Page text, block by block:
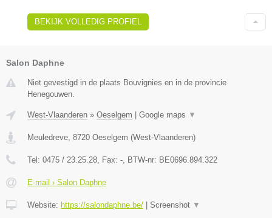
BEKIJK VOLLEDIG PROFIEL
Salon Daphne
Niet gevestigd in de plaats Bouvignies en in de provincie
Henegouwen.
West-Vlaanderen » Oeselgem Google maps ▼
Meuledreve, 8720 Oeselgem (West-Vlaanderen)
Tel: 0475 / 23.25.28, Fax: -, BTW-nr: BE0696.894.322
E-mail › Salon Daphne
Website: https://salondaphne.be/ Screenshot ▼